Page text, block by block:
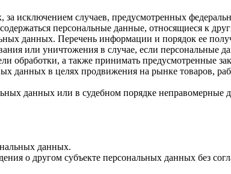
исключением случаев, предусмотренных
персональные данные, относящиеся к
данных. Перечень информации и порядок ее
или уничтожения в случае, если
обработки, а также принимать предусмотренные
данных в целях продвижения на рынке товаров,
данных или в судебном порядке неправомерные
данных.
о другом субъекте персональных данных без